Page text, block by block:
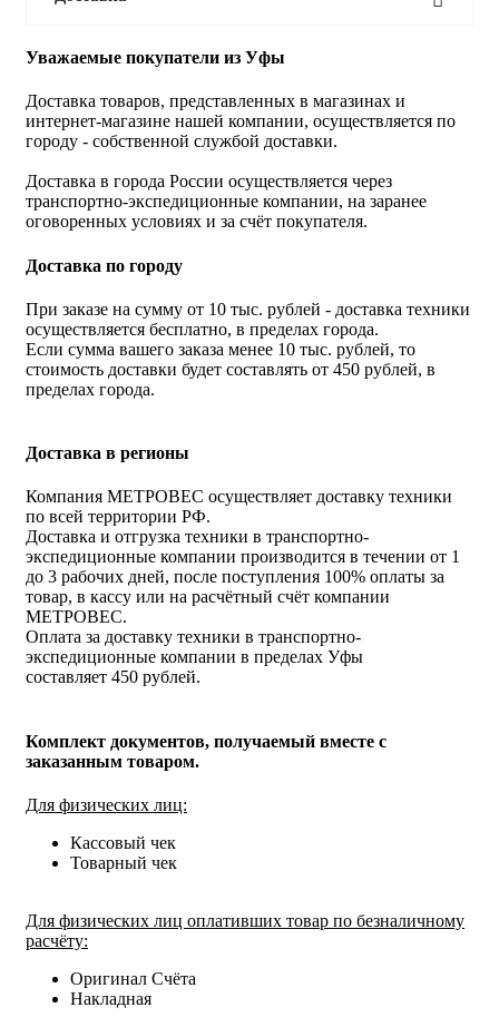
Уважаемые покупатели из Уфы
Доставка товаров, представленных в магазинах и
интернет-магазине нашей компании, осуществляется по
городу - собственной службой доставки.
Доставка в города России осуществляется через
транспортно-экспедиционные компании, на заранее
оговоренных условиях и за счёт покупателя.
Доставка по городу
При заказе на сумму от 10 тыс. рублей - доставка техники
осуществляется бесплатно, в пределах города.
Если сумма вашего заказа менее 10 тыс. рублей, то
стоимость доставки будет составлять от 450 рублей, в
пределах города.
Доставка в регионы
Компания МЕТРОВЕС осуществляет доставку техники
по всей территории РФ.
Доставка и отгрузка техники в транспортно-
экспедиционные компании производится в течении от 1
до 3 рабочих дней, после поступления 100% оплаты за
товар, в кассу или на расчётный счёт компании
МЕТРОВЕС.
Оплата за доставку техники в транспортно-
экспедиционные компании в пределах Уфы
составляет 450 рублей.
Комплект документов, получаемый вместе с
заказанным товаром.
Для физических лиц:
Кассовый чек
Товарный чек
Для физических лиц оплативших товар по безналичному
расчёту:
Оригинал Счёта
Накладная